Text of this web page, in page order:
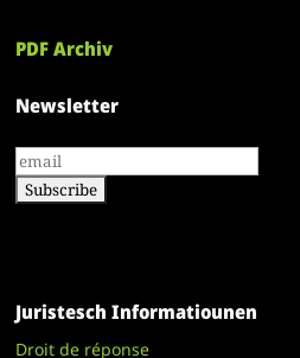
PDF Archiv
Newsletter
Juristesch Informatiounen
Droit de réponse